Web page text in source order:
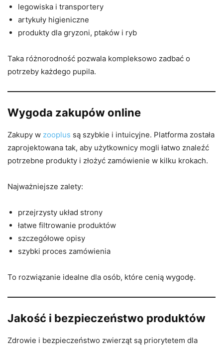
legowiska i transportery
artykuły higieniczne
produkty dla gryzoni, ptaków i ryb
Taka różnorodność pozwala kompleksowo zadbać o
potrzeby każdego pupila.
Wygoda zakupów online
Zakupy w zooplus są szybkie i intuicyjne. Platforma została
zaprojektowana tak, aby użytkownicy mogli łatwo znaleźć
potrzebne produkty i złożyć zamówienie w kilku krokach.
Najważniejsze zalety:
przejrzysty układ strony
łatwe filtrowanie produktów
szczegółowe opisy
szybki proces zamówienia
To rozwiązanie idealne dla osób, które cenią wygodę.
Jakość i bezpieczeństwo produktów
Zdrowie i bezpieczeństwo zwierząt są priorytetem dla